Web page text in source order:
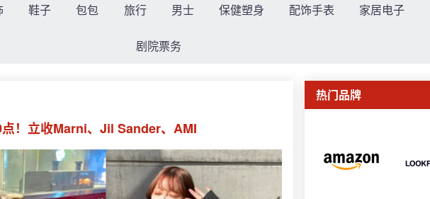
鞋子 包包 旅行 男士 保健塑身 配饰手表 家居电子
剧院票务
！立收Marni、Jil Sander、AMI
热门品牌